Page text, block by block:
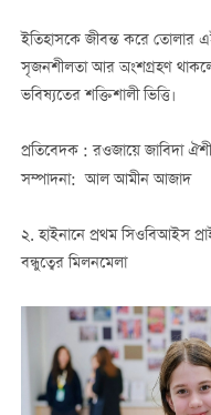
ইতিহাসকে জীবন্ত করে তোলার
সৃজনশীলতা আর অংশগ্রহণ
ভবিষ্যতের শক্তিশালী ভিত্তি।
প্রতিবেদক : রওজায়ে জাবিদা ঐশী
সম্পাদনা: আল আমীন আজাদ
২. হাইনানে প্রথম সিওবিআইস
বন্ধুত্বের মিলনমেলা